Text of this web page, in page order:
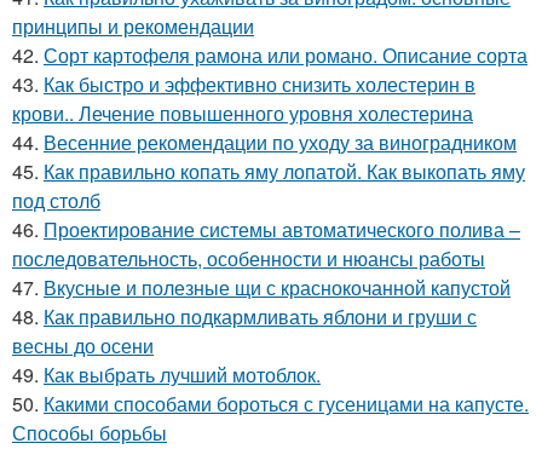
принципы и рекомендации
42. Сорт картофеля рамона или романо. Описание сорта
43. Как быстро и эффективно снизить холестерин в
крови.. Лечение повышенного уровня холестерина
44. Весенние рекомендации по уходу за виноградником
45. Как правильно копать яму лопатой. Как выкопать яму
под столб
46. Проектирование системы автоматического полива –
последовательность, особенности и нюансы работы
47. Вкусные и полезные щи с краснокочанной капустой
48. Как правильно подкармливать яблони и груши с
весны до осени
49. Как выбрать лучший мотоблок.
50. Какими способами бороться с гусеницами на капусте.
Способы борьбы